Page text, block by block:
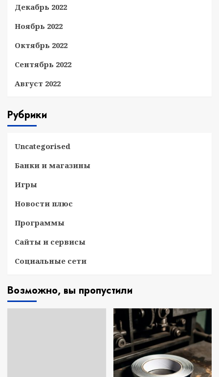
Декабрь 2022
Ноябрь 2022
Октябрь 2022
Сентябрь 2022
Август 2022
Рубрики
Uncategorised
Банки и магазины
Игры
Новости плюс
Программы
Сайты и сервисы
Социальные сети
Возможно, вы пропустили